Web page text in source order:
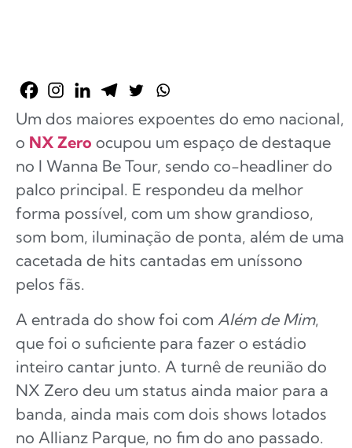
Um dos maiores expoentes do emo nacional,
o NX Zero ocupou um espaço de destaque
no I Wanna Be Tour, sendo co-headliner do
palco principal. E respondeu da melhor
forma possível, com um show grandioso,
som bom, iluminação de ponta, além de uma
cacetada de hits cantadas em uníssono
pelos fãs.
A entrada do show foi com Além de Mim,
que foi o suficiente para fazer o estádio
inteiro cantar junto. A turnê de reunião do
NX Zero deu um status ainda maior para a
banda, ainda mais com dois shows lotados
no Allianz Parque, no fim do ano passado.